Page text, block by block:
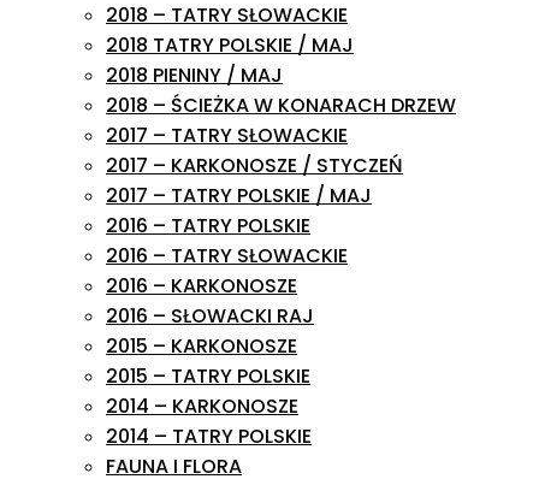
2018 – TATRY SŁOWACKIE
2018 TATRY POLSKIE / MAJ
2018 PIENINY / MAJ
2018 – ŚCIEŻKA W KONARACH DRZEW
2017 – TATRY SŁOWACKIE
2017 – KARKONOSZE / STYCZEŃ
2017 – TATRY POLSKIE / MAJ
2016 – TATRY POLSKIE
2016 – TATRY SŁOWACKIE
2016 – KARKONOSZE
2016 – SŁOWACKI RAJ
2015 – KARKONOSZE
2015 – TATRY POLSKIE
2014 – KARKONOSZE
2014 – TATRY POLSKIE
FAUNA I FLORA